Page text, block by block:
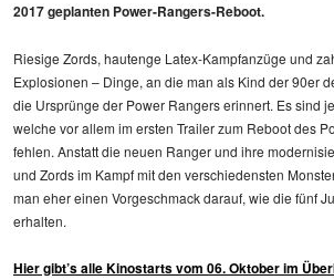
2017 geplanten Power-Rangers-Reboot.
Riesige Zords, hautenge Latex-Kampfanzüge und
Explosionen – Dinge, an die man als Kind der 90er
die Ursprünge der Power Rangers erinnert. Es sind
welche vor allem im ersten Trailer zum Reboot des
fehlen. Anstatt die neuen Ranger und ihre
und Zords im Kampf mit den verschiedensten
man eher einen Vorgeschmack darauf, wie die fünf
erhalten.
Hier gibt’s alle Kinostarts vom 06. Oktober im